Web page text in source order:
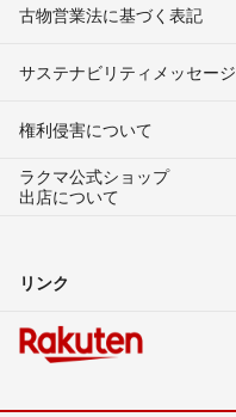
古物営業法に基づく表記
サステナビリティメッセージ
権利侵害について
ラクマ公式ショップ
出店について
リンク